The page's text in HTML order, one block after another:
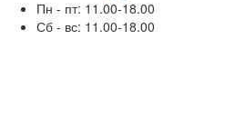
Пн - пт: 11.00-18.00
Сб - вс: 11.00-18.00